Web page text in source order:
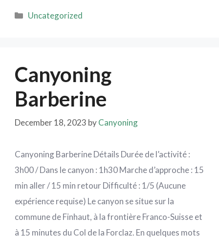
Uncategorized
Canyoning
Barberine
December 18, 2023 byCanyoning
Canyoning Barberine Détails Durée de l’activité :
3h00 / Dans le canyon : 1h30 Marche d’approche : 15
min aller / 15 min retour Difficulté : 1/5 (Aucune
expérience requise) Le canyon se situe sur la
commune de Finhaut, à la frontière Franco-Suisse et
à 15 minutes du Col de la Forclaz. En quelques mots